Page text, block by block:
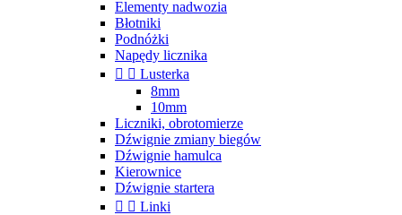
Elementy nadwozia
Błotniki
Podnóżki
Napędy licznika
  Lusterka
8mm
10mm
Liczniki, obrotomierze
Dźwignie zmiany biegów
Dźwignie hamulca
Kierownice
Dźwignie startera
  Linki